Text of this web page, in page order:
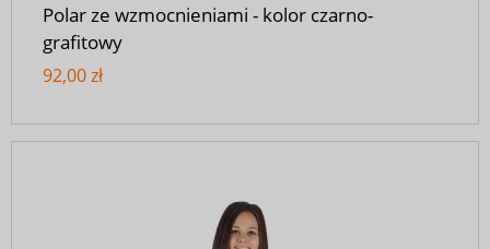
Polar ze wzmocnieniami - kolor czarno-
grafitowy
92,00 zł